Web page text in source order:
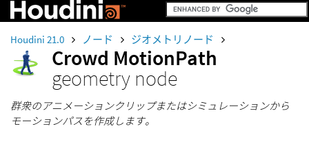
Houdini 21.0 ノード ジオメトリノード
Crowd MotionPath
geometry node
群衆のアニメーションクリップまたはシミュレーションから
モーションパスを作成します。